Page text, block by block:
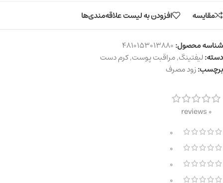
مقایسه افزودن به لیست علاقه‌مندی‌ها
شناسه محصول:4810153013880
دسته:لیفتینگ,مراقبت پوست,کرم دست
برچسب:زود مصرف
0 reviews
0
0
0
0